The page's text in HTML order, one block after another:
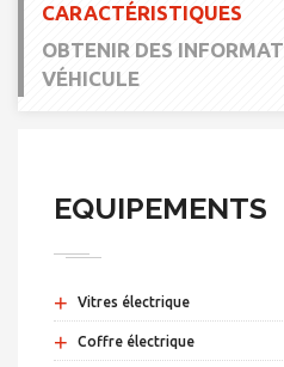
CARACTÉRISTIQUES
OBTENIR DES
VÉHICULE
EQUIPEMENTS
+ Vitres électrique
+ Coffre électrique